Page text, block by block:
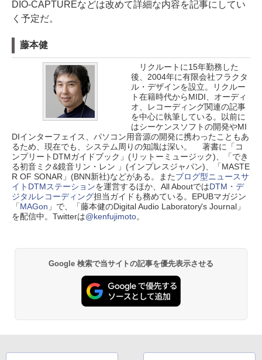
DIO-CAPTUREなどは改めて詳細な内容を記事にしてい
く予定だ。
藤本健
リクルートに15年勤務した
後、2004年に有限会社フラクタ
ル・デザインを設立。リクルー
ト在籍時代からMIDI、オーディ
オ、レコーディング関連の記事
を中心に執筆している。以前に
はシーケンスソフトの開発やMI
DIインターフェイス、パソコン用音源の開発に携わったこともあ
るため、現在でも、システム周りの知識は深い。 著書に「コ
ンプリートDTMガイドブック」(リットーミュージック)、「でき
る初音ミク&鏡音リン・レン 」(インプレスジャパン)、「MASTE
R OF SONAR」(BNN新社)などがある。またブログ型ニュースサ
イトDTMステーションを運営するほか、All AboutではDTM・デ
ジタルレコーディング担当ガイドも務めている。EPUBマガジン
「MAGon 」で、「藤本健のDigital Audio Laboratory's Journal」
を配信中。Twitterは@kenfujimoto。
Google 検索で当サイトの記事を優先表示させる